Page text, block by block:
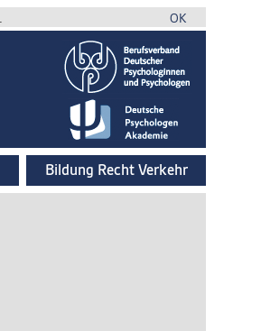
OK
Bildung Recht Verkehr